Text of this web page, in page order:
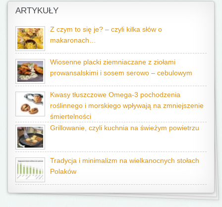
ARTYKUŁY
Z czym to się je? – czyli kilka słów o
makaronach…
Wiosenne placki ziemniaczane z ziołami
prowansalskimi i sosem serowo – cebulowym
Kwasy tłuszczowe Omega-3 pochodzenia
roślinnego i morskiego wpływają na zmniejszenie
śmiertelności
Grillowanie, czyli kuchnia na świeżym powietrzu
Tradycja i minimalizm na wielkanocnych stołach
Polaków